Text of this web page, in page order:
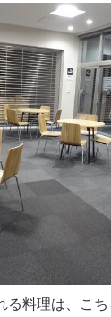
る料理は、こ